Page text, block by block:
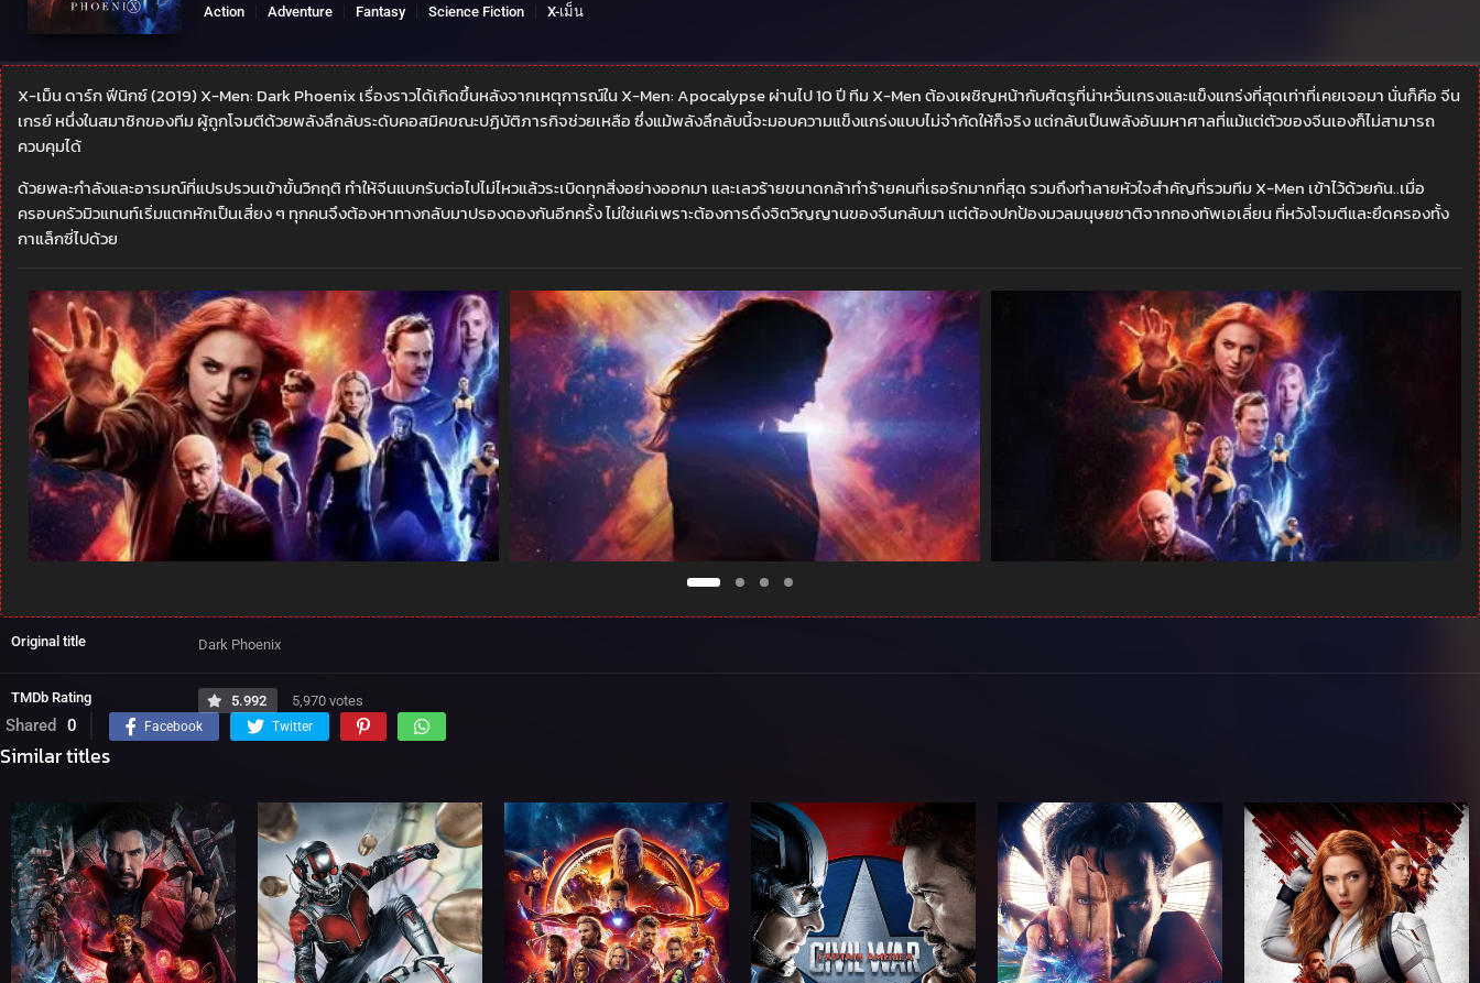
Action Adventure Fantasy Science Fiction X-เม็น
X-เม็น ดาร์ก ฟีนิกซ์ (2019) X-Men: Dark Phoenix เรื่องราวได้เกิดขึ้นหลังจากเหตุการณ์ใน X-Men: Apocalypse ผ่านไป 10 ปี ทีม X-Men ต้องเผชิญหน้ากับศัตรูที่น่าหวั่นเกรงและแข็งแกร่งที่สุดเท่าที่เคยเจอมา นั่นก็คือ จีน
เกรย์ หนึ่งในสมาชิกของทีม ผู้ถูกโจมตีด้วยพลังลึกลับระดับคอสมิคขณะปฏิบัติภารกิจช่วยเหลือ ซึ่งแม้พลังลึกลับนี้จะมอบความแข็งแกร่งแบบไม่จำกัดให้ก็จริง แต่กลับเป็นพลังอันมหาศาลที่แม้แต่ตัวของจีนเองก็ไม่สามารถ
ควบคุมได้
ด้วยพละกำลังและอารมณ์ที่แปรปรวนเข้าขั้นวิกฤติ ทำให้จีนแบกรับต่อไปไม่ไหวแล้วระเบิดทุกสิ่งอย่างออกมา และเลวร้ายขนาดกล้าทำร้ายคนที่เธอรักมากที่สุด รวมถึงทำลายหัวใจสำคัญที่รวมทีม X-Men เข้าไว้ด้วยกัน..เมื่อ
ครอบครัวมิวแทนท์เริ่มแตกหักเป็นเสี่ยง ๆ ทุกคนจึงต้องหาทางกลับมาปรองดองกันอีกครั้ง ไม่ใช่แค่เพราะต้องการดึงจิตวิญญานของจีนกลับมา แต่ต้องปกป้องมวลมนุษยชาติจากกองทัพเอเลี่ยน ที่หวังโจมตีและยึดครองทั้ง
กาแล็กซี่ไปด้วย
Original title Dark Phoenix
TMDb Rating 5.992 5,970 votes
Shared 0 Facebook Twitter
Similar titles